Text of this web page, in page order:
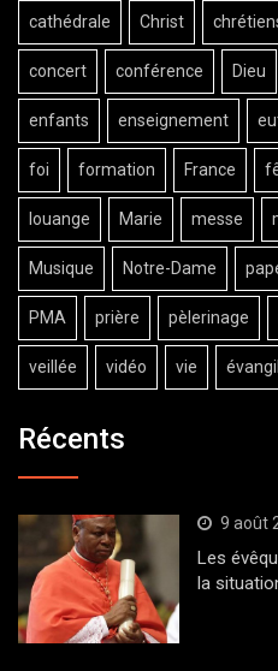
cathédrale Christ
concert conférence Dieu
enfants enseignement
foi formation France
louange Marie messe
Musique Notre-Dame
PMA prière pèlerinage
veillée vidéo vie
Récents
9 août
Les
la